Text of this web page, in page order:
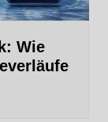
Wie